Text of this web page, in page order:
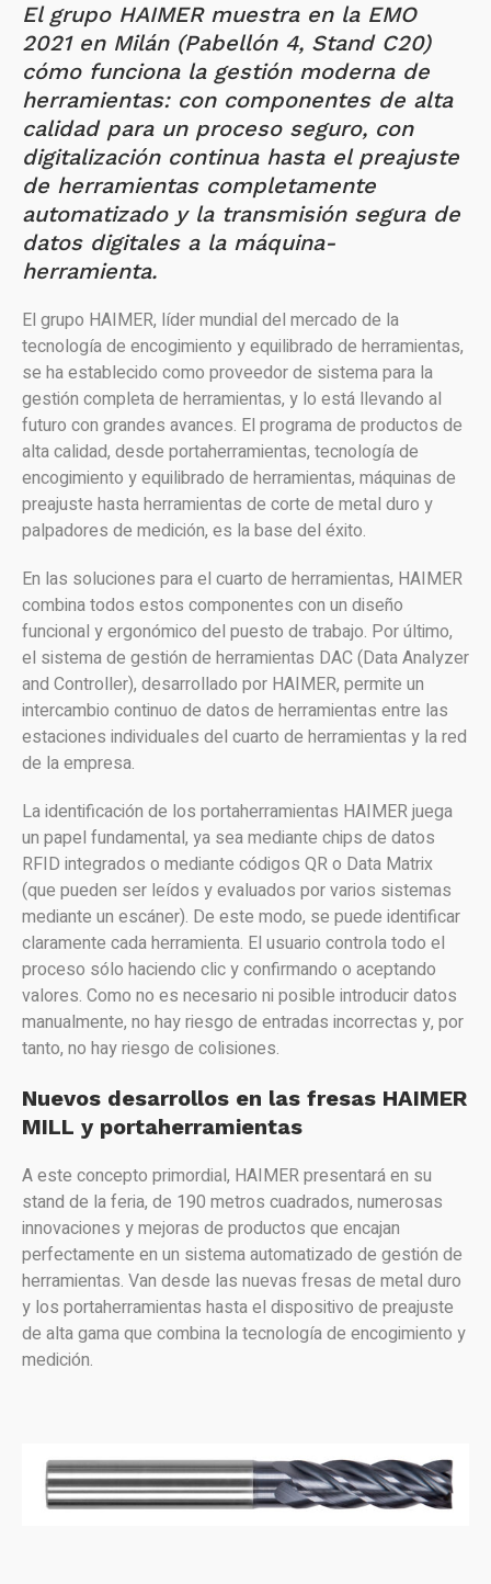
El grupo HAIMER muestra en la EMO
2021 en Milán (Pabellón 4, Stand C20)
cómo funciona la gestión moderna de
herramientas: con componentes de alta
calidad para un proceso seguro, con
digitalización continua hasta el preajuste
de herramientas completamente
automatizado y la transmisión segura de
datos digitales a la máquina-
herramienta.
El grupo HAIMER, líder mundial del mercado de la
tecnología de encogimiento y equilibrado de herramientas,
se ha establecido como proveedor de sistema para la
gestión completa de herramientas, y lo está llevando al
futuro con grandes avances. El programa de productos de
alta calidad, desde portaherramientas, tecnología de
encogimiento y equilibrado de herramientas, máquinas de
preajuste hasta herramientas de corte de metal duro y
palpadores de medición, es la base del éxito.
En las soluciones para el cuarto de herramientas, HAIMER
combina todos estos componentes con un diseño
funcional y ergonómico del puesto de trabajo. Por último,
el sistema de gestión de herramientas DAC (Data Analyzer
and Controller), desarrollado por HAIMER, permite un
intercambio continuo de datos de herramientas entre las
estaciones individuales del cuarto de herramientas y la red
de la empresa.
La identificación de los portaherramientas HAIMER juega
un papel fundamental, ya sea mediante chips de datos
RFID integrados o mediante códigos QR o Data Matrix
(que pueden ser leídos y evaluados por varios sistemas
mediante un escáner). De este modo, se puede identificar
claramente cada herramienta. El usuario controla todo el
proceso sólo haciendo clic y confirmando o aceptando
valores. Como no es necesario ni posible introducir datos
manualmente, no hay riesgo de entradas incorrectas y, por
tanto, no hay riesgo de colisiones.
Nuevos desarrollos en las fresas HAIMER
MILL y portaherramientas
A este concepto primordial, HAIMER presentará en su
stand de la feria, de 190 metros cuadrados, numerosas
innovaciones y mejoras de productos que encajan
perfectamente en un sistema automatizado de gestión de
herramientas. Van desde las nuevas fresas de metal duro
y los portaherramientas hasta el dispositivo de preajuste
de alta gama que combina la tecnología de encogimiento y
medición.